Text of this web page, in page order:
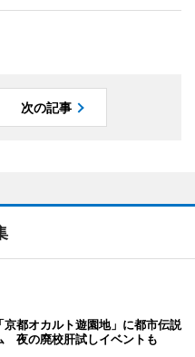
次の記事
京都オカルト遊園地」に都市伝説
夜の廃校肝試しイベントも